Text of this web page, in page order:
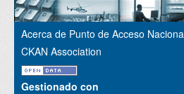
Acerca de Punto de Acceso
CKAN Association
Gestionado con